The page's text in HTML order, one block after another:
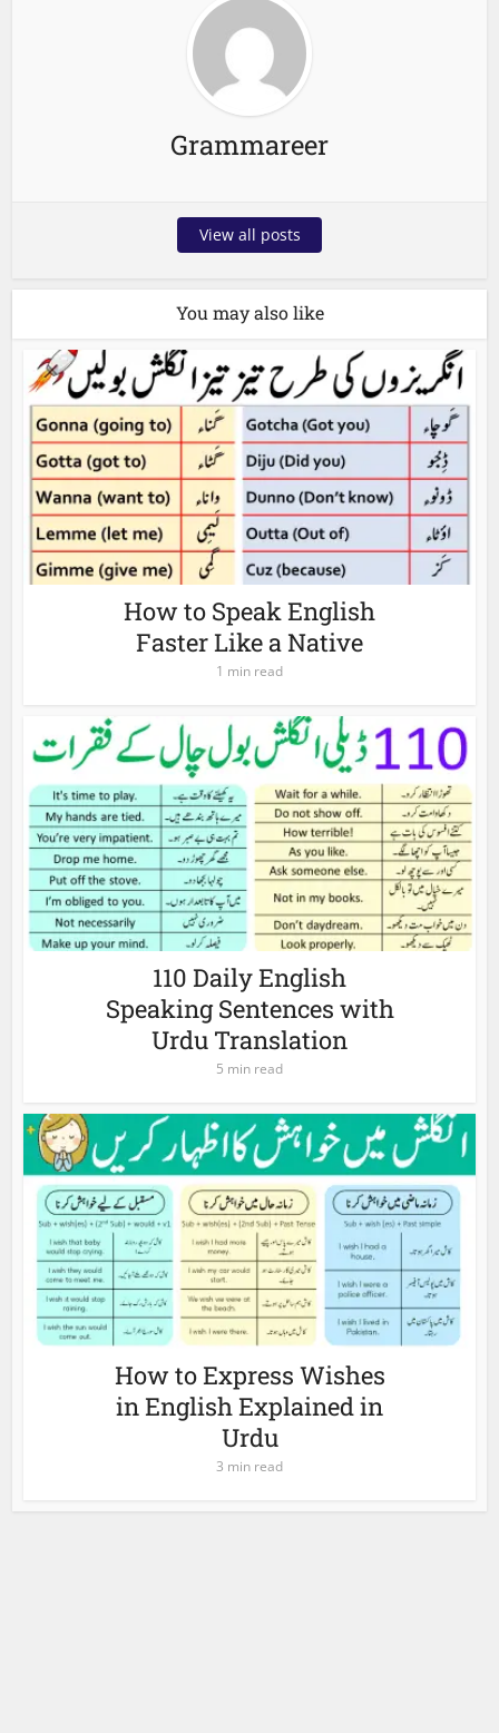
Grammareer
View all posts
You may also like
How to Speak English
Faster Like a Native
1 min read
110 Daily English
Speaking Sentences with
Urdu Translation
5 min read
How to Express Wishes
in English Explained in
Urdu
3 min read